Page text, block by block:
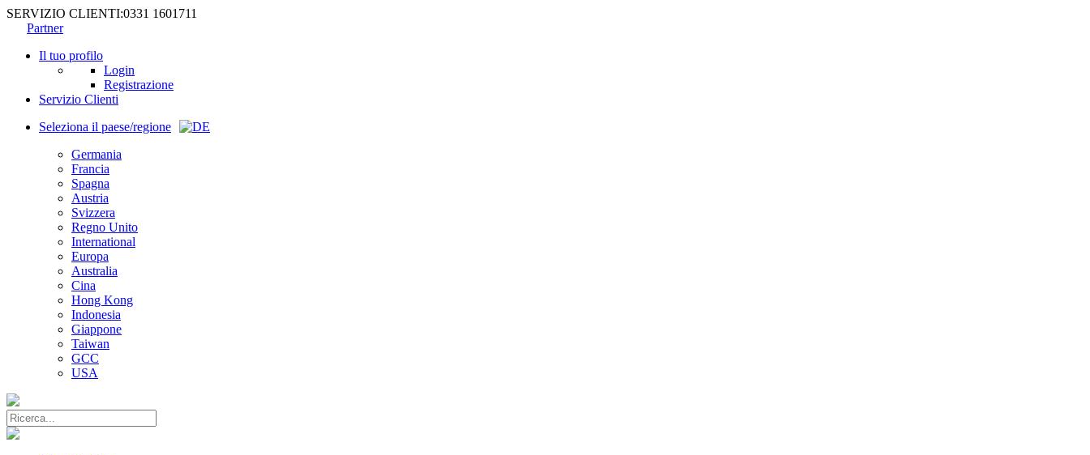
SERVIZIO CLIENTI:0331 1601711
Partner
Il tuo profilo
Login
Registrazione
Servizio Clienti
Seleziona il paese/regione
Germania
Francia
Spagna
Austria
Svizzera
Regno Unito
International
Europa
Australia
Cina
Hong Kong
Indonesia
Giappone
Taiwan
GCC
USA